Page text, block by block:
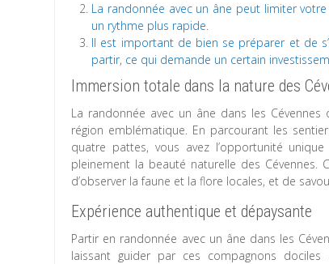
La randonnée avec un âne peut limiter
un rythme plus rapide.
Il est important de bien se préparer et de
partir, ce qui demande un certain
Immersion totale dans la nature des
La randonnée avec un âne dans les
région emblématique. En parcourant les
quatre pattes, vous avez l’opportunité
pleinement la beauté naturelle des Cévennes.
d’observer la faune et la flore locales, et de
Expérience authentique et dépaysante
Partir en randonnée avec un âne dans les
laissant guider par ces compagnons